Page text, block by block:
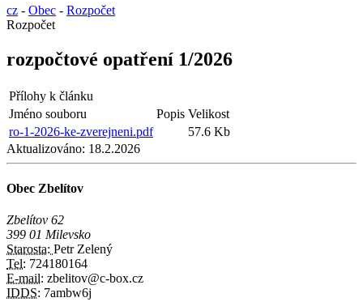
cz - Obec - Rozpočet
Rozpočet
rozpočtové opatření 1/2026
Přílohy k článku
Jméno souboru
Popis Velikost
ro-1-2026-ke-zverejneni.pdf
57.6 Kb
Aktualizováno: 18.2.2026
Obec Zbelítov
Zbelítov 62
399 01 Milevsko
Starosta: Petr Zelený
Tel: 724180164
E-mail: zbelitov@c-box.cz
IDDS: 7ambw6j